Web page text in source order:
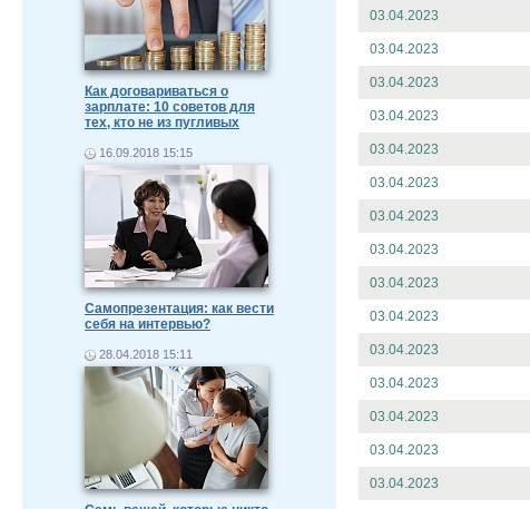
Как договариваться о
зарплате: 10 советов для
тех, кто не из пугливых
16.09.2018 15:15
Самопрезентация: как вести
себя на интервью?
28.04.2018 15:11
03.04.2023
03.04.2023
03.04.2023
03.04.2023
03.04.2023
03.04.2023
03.04.2023
03.04.2023
03.04.2023
03.04.2023
03.04.2023
03.04.2023
03.04.2023
03.04.2023
03.04.2023